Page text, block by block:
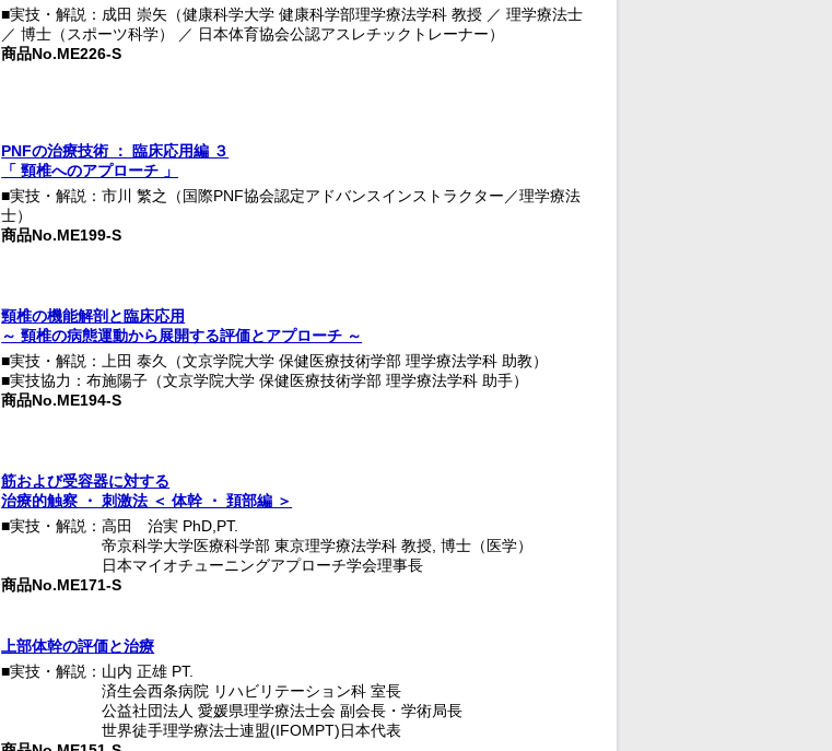
■実技・解説：成田 崇矢（健康科学大学 健康科学部理学療法学科 教授 ／ 理学療法士
／ 博士（スポーツ科学） ／ 日本体育協会公認アスレチックトレーナー）
商品No.ME226-S
PNFの治療技術 ： 臨床応用編 ３
「 頸椎へのアプローチ 」
■実技・解説：市川 繁之（国際PNF協会認定アドバンスインストラクター／理学療法
士）
商品No.ME199-S
頸椎の機能解剖と臨床応用
～ 頸椎の病態運動から展開する評価とアプローチ ～
■実技・解説：上田 泰久（文京学院大学 保健医療技術学部 理学療法学科 助教）
■実技協力：布施陽子（文京学院大学 保健医療技術学部 理学療法学科 助手）
商品No.ME194-S
筋および受容器に対する
治療的触察 ・ 刺激法 ＜ 体幹 ・ 頚部編 ＞
■実技・解説：高田 治実 PhD,PT.
■実技・解説：帝京科学大学医療科学部 東京理学療法学科 教授, 博士（医学）
日本マイオチューニングアプローチ学会理事長
商品No.ME171-S
上部体幹の評価と治療
■実技・解説：山内 正雄 PT.
■実技・解説：済生会西条病院 リハビリテーション科 室長
■実技・解説：公益社団法人 愛媛県理学療法士会 副会長・学術局長
■実技・解説：世界徒手理学療法士連盟(IFOMPT)日本代表